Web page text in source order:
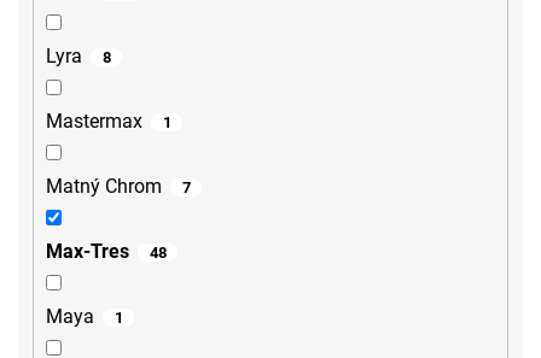
Lyra 8
Mastermax 1
Matný Chrom 7
Max-Tres 48
Maya 1